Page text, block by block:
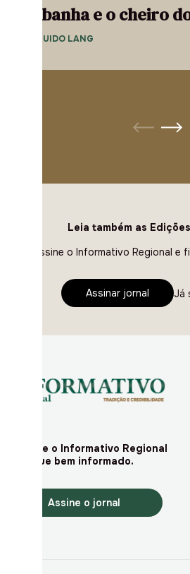
A banha e o cheiro
— GUIDO LANG
Leia também as
Assine o Informativo Regional e
Assinar jornal Já
Assine o Informativo Regional
e fique bem informado.
Assine o jornal